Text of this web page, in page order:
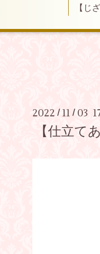
【じ
2022 / 11 / 03
【仕立て